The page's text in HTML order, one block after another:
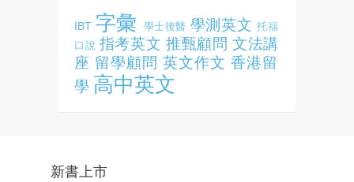
IBT 字彙 學士後醫 學測英文 托福
口說 指考英文 推甄顧問 文法講
座 留學顧問 英文作文 香港留
學 高中英文
新書上市